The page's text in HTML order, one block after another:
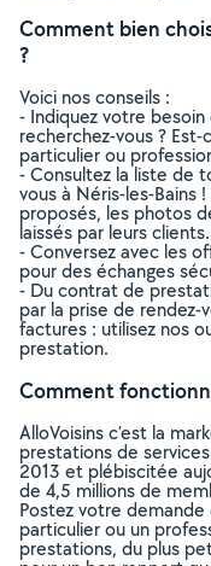
Comment bien
?
Voici nos conseils :
- Indiquez votre
recherchez-vous ?
particulier ou
- Consultez la liste de
vous à Néris-les-Bains
proposés, les photos
laissés par leurs clients.
- Conversez avec les
pour des échanges
- Du contrat de
par la prise de rendez-
factures : utilisez nos
prestation.
Comment
AlloVoisins c’est la
prestations de
2013 et plébiscitée
de 4,5 millions de
Postez votre
particulier ou un
prestations, du plus